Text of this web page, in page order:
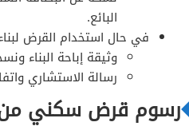
البائع.
في حال استخدام القرض
وثيقة إباحة البناء
رسالة الاستشاري
رسوم قرض سكني